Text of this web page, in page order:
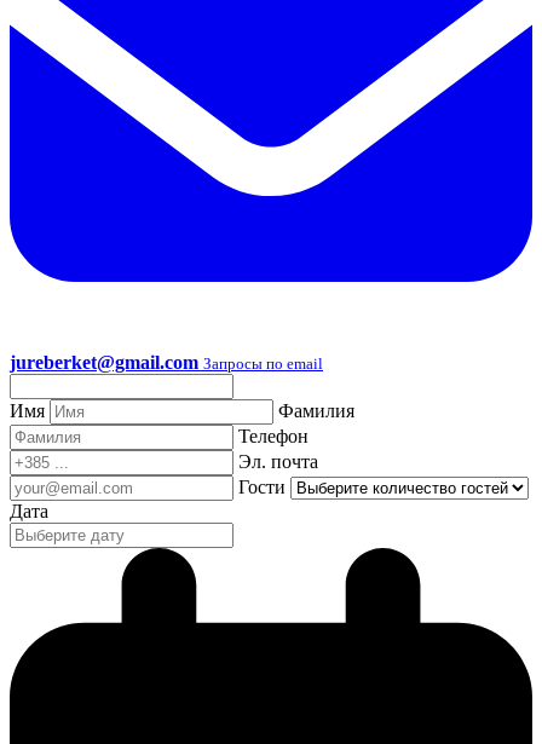
jureberket@gmail.com Запросы по email
Имя
Фамилия
Телефон
Эл. почта
Гости
Дата